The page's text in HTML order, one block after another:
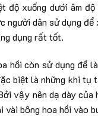
độ xuống dưới âm
người dân sử dụng
dụng rất tốt.
hồi còn sử dụng để
biệt là những khi tụ
vậy nên dạ dày của
vài bông hoa hồi vào